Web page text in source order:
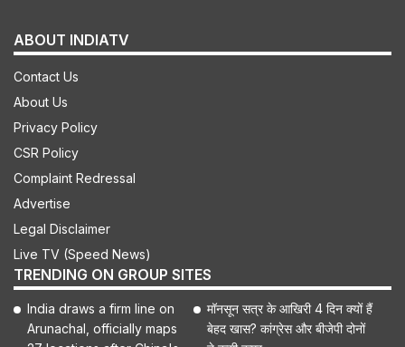
ABOUT INDIATV
Contact Us
About Us
Privacy Policy
CSR Policy
Complaint Redressal
Advertise
Legal Disclaimer
Live TV (Speed News)
TRENDING ON GROUP SITES
India draws a firm line on
Arunachal, officially maps
मॉनसून सत्र के आखिरी 4 दिन क्यों हैं
बेहद खास? कांग्रेस और बीजेपी दोनों